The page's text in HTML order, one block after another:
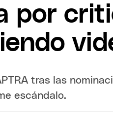
por
tras las
escándalo.